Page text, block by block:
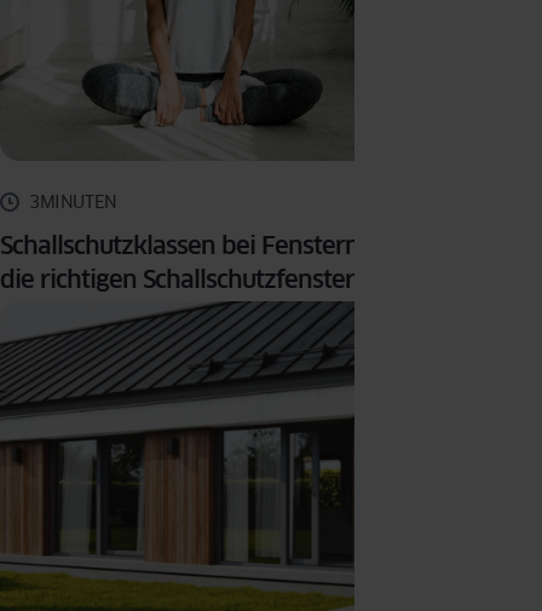
3MINUTEN
Schallschutzklassen bei Fenstern: Wie wählt man
die richtigen Schallschutzfenster aus?